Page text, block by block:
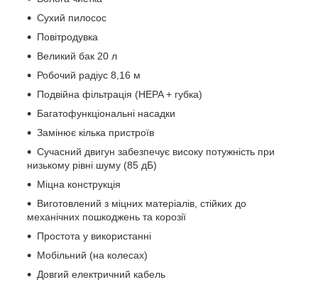
Сухий пилосос
Повітродувка
Великий бак 20 л
Робочий радіус 8,16 м
Подвійна фільтрація (HEPA + губка)
Багатофункціональні насадки
Замінює кілька пристроїв
Сучасний двигун забезпечує високу потужність при
низькому рівні шуму (85 дБ)
Міцна конструкція
Виготовлений з міцних матеріалів, стійких до
механічних пошкоджень та корозії
Простота у використанні
Мобільний (на колесах)
Довгий електричний кабель